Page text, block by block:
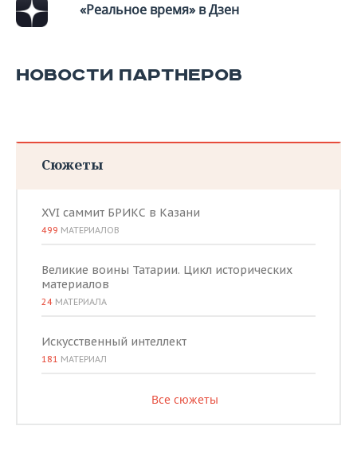
«Реальное время» в Дзен
НОВОСТИ ПАРТНЕРОВ
Сюжеты
XVI саммит БРИКС в Казани
499 МАТЕРИАЛОВ
Великие воины Татарии. Цикл исторических
материалов
24 МАТЕРИАЛА
Искусственный интеллект
181 МАТЕРИАЛ
Все сюжеты